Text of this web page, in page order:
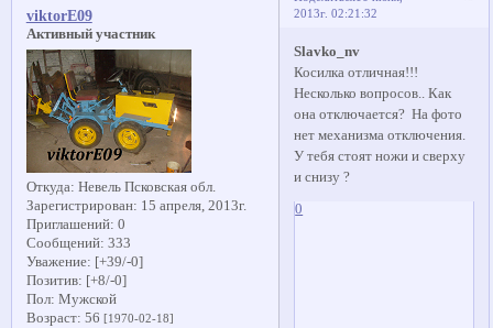
2013г. 02:21:32
viktorE09
Активный участник
Откуда: Невель Псковская обл.
Зарегистрирован: 15 апреля, 2013г.
Приглашений: 0
Сообщений: 333
Уважение: [+39/-0]
Позитив: [+8/-0]
Пол: Мужской
Возраст: 56 [1970-02-18]
Slavko_nv
Косилка отличная!!!
Несколько вопросов.. Как
она отключается? На фото
нет механизма отключения.
У тебя стоят ножи и сверху
и снизу ?
0